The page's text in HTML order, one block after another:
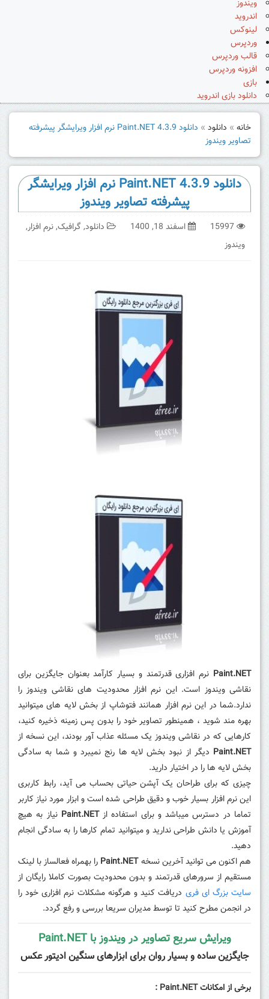
ویندوز
اندروید
لینوکس
وردپرس
قالب وردپرس
افزونه وردپرس
بازی
دانلود بازی اندروید
خانه » دانلود »
دانلود Paint.NET 4.3.9 نرم افزار ویرایشگر پیشرفته
تصاویر ویندوز
دانلود Paint.NET 4.3.9 نرم افزار ویرایشگر
پیشرفته تصاویر ویندوز
15997 اسفند 18, 1400 دانلود, گرافیک,نرم افزار,
ویندوز
Paint.NET نرم افزاری قدرتمند و بسیار کارآمد بعنوان جایگزین برای
نقاشی ویندوز است. این نرم افزار محدودیت های نقاشی ویندوز را
ندارد.شما در این نرم افزار همانند فتوشاپ از بخش لایه های میتوانید
بهره مند شوید ، همینطور تصاویر خود را بدون پس زمینه ذخیره کنید،
کارهایی که در نقاشی ویندوز یک مسئله عذاب آور بودند، این نسخه از
Paint.NET دیگر از نبود بخش لایه ها رنج نمیبرد و شما به سادگی
بخش لایه ها را در اختیار دارید.
چیزی که برای طراحان یک آپشن حیاتی بحساب می آید، رابط کاربری
این نرم افزار بسیار خوب و دقیق طراحی شده است و ابزار مورد نیاز کاربر
تماما در دسترس میباشد و برای استفاده ازPaint.NET نیاز به هیچ
آموزش یا دانش طراحی ندارید و میتوانید تمام کارها را به سادگی انجام
دهید.
هم اکنون می توانید آخرین نسخهPaint.NET را بهمراه فعالساز با لینک
مستقیم از سرورهای قدرتمند و بدون محدودیت بصورت کاملا رایگان از
سایت بزرگ ای فری دریافت کنید و هرگونه مشکلات نرم افزاری خود را
در انجمن مطرح کنید تا توسط مدیران سریعا بررسی و رفع گردد.
ویرایش سریع تصاویر در ویندوز با Paint.NET
جایگزین ساده و بسیار روان برای ابزارهای سنگین ادیتور عکس
برخی از امکانات Paint.NET :